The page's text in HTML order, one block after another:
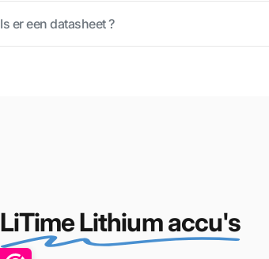
Is er een datasheet ?
LiTime Lithium accu's